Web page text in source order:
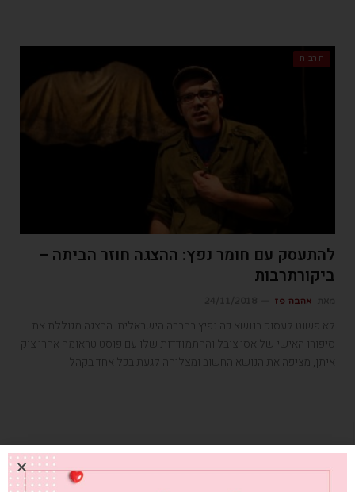
תרבות
להתעסק עם חומר נפץ: ההצגה חוזר הביתה –
ביקורתרבות
אהבה פז
לא פשוט לעסוק בנושא כה נפיץ בחברה הישראלית. ההצגה מגוללת את
סיפורו האישי של אסי צובל וההתמודדות שלו עם פוסט טראומה אחרי צוק
איתן, מציפה את הנושא החשוב ומצליחה לגעת בכל אחד בקהל